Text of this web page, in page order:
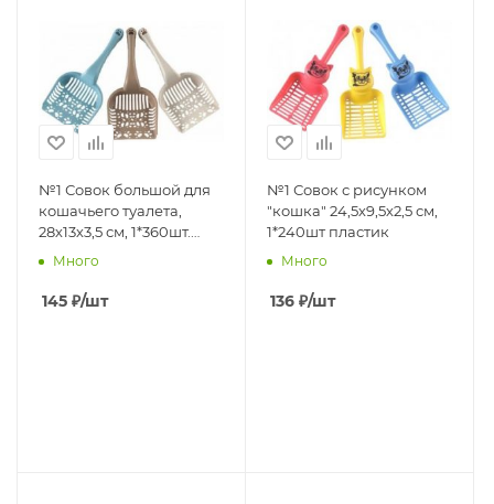
№1 Совок большой для
кошачьего туалета,
28х13х3,5 см, 1*360шт.
пластик
Много
145 ₽/шт
№1 Совок с рисунком
"кошка" 24,5х9,5х2,5 см,
1*240шт пластик
Много
136 ₽/шт